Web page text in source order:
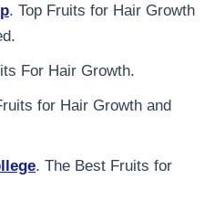
. Top Fruits for Hair Growth
For Hair Growth.
for Hair Growth and
. The Best Fruits for